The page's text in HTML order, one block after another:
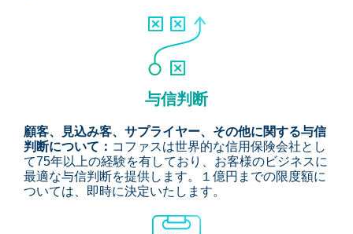
与信判断
顧客、見込み客、サプライヤー、その他に関する与信
判断について： コファスは世界的な信用保険会社とし
て75年以上の経験を有しており、お客様のビジネスに
最適な与信判断を提供します。１億円までの限度額に
ついては、即時に決定いたします。